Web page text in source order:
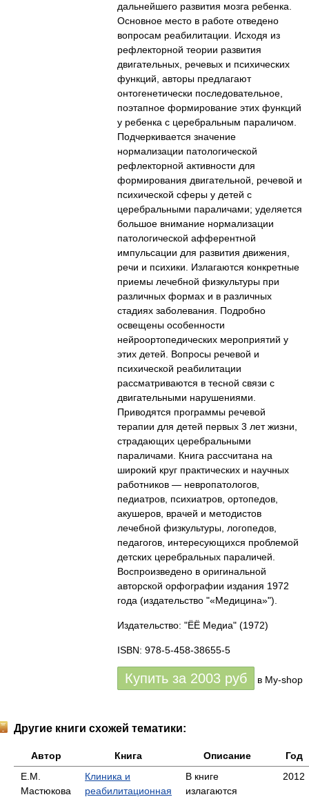
дальнейшего развития мозга ребенка.
Основное место в работе отведено
вопросам реабилитации. Исходя из
рефлекторной теории развития
двигательных, речевых и психических
функций, авторы предлагают
онтогенетически последовательное,
поэтапное формирование этих функций
у ребенка с церебральным параличом.
Подчеркивается значение
нормализации патологической
рефлекторной активности для
формирования двигательной, речевой и
психической сферы у детей с
церебральными параличами; уделяется
большое внимание нормализации
патологической афферентной
импульсации для развития движения,
речи и психики. Излагаются конкретные
приемы лечебной физкультуры при
различных формах и в различных
стадиях заболевания. Подробно
освещены особенности
нейроортопедических мероприятий у
этих детей. Вопросы речевой и
психической реабилитации
рассматриваются в тесной связи с
двигательными нарушениями.
Приводятся программы речевой
терапии для детей первых 3 лет жизни,
страдающих церебральными
параличами. Книга рассчитана на
широкий круг практических и научных
работников — невропатологов,
педиатров, психиатров, ортопедов,
акушеров, врачей и методистов
лечебной физкультуры, логопедов,
педагогов, интересующихся проблемой
детских церебральных параличей.
Воспроизведено в оригинальной
авторской орфографии издания 1972
года (издательство "«Медицина»").
Издательство: "ЁЁ Медиа" (1972)
ISBN: 978-5-458-38655-5
Купить за 2003 руб в My-shop
Другие книги схожей тематики:
Автор Книга Описание
Год
Е.М.
Мастюкова
Клиника и
реабилитационная
В книге
излагаются
2012